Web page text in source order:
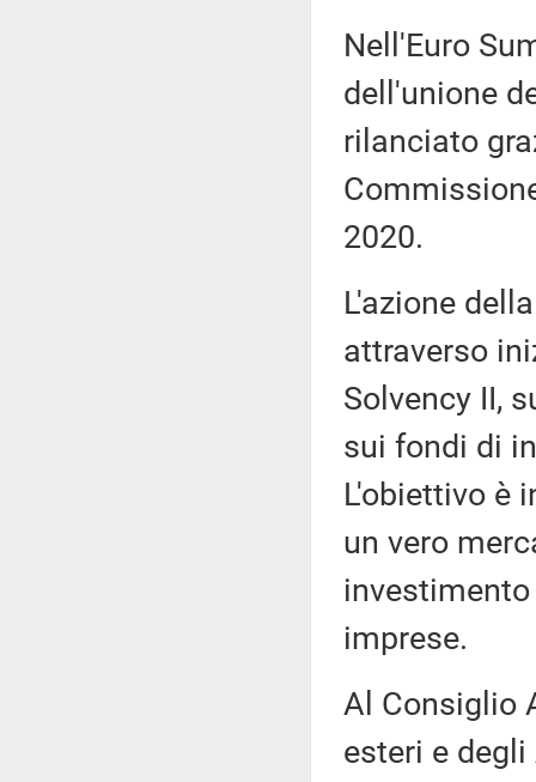
Nell'Euro
dell'unione
rilanciato
2020.
L'azione
attraverso
Solvency II,
sui fondi di
L'obiettivo è
un vero
imprese.
Al Consiglio
esteri e